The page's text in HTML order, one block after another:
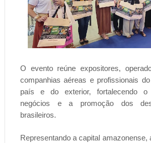
O evento reúne expositores,
companhias aéreas e profissionais
país e do exterior, fortalecendo o
negócios e a promoção dos
brasileiros.
Representando a capital amazonense,